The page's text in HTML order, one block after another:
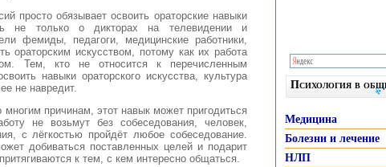
просто обязывает освоить ораторские навыки
не только о дикторах на телевидении и
фемиды, педагоги, медицинские работники,
ораторским искусством, потому как их работа
Тем, кто не относится к перечисленным
навыки ораторского искусства, культура
не навредит.
причинам, этот навык может пригодиться
не возьмут без собеседования, человек,
с лёгкостью пройдёт любое собеседование.
добиваться поставленных целей и подарит
к тем, с кем интересно общаться.
Психология в
Медицина
Болезни и лечение
НЛП